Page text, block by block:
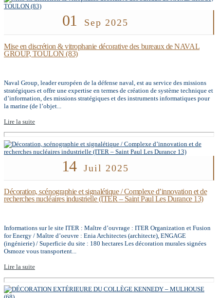
01 Sep 2025
Mise en discrétion & vitrophanie décorative des bureaux de NAVAL
GROUP, TOULON (83)
Naval Group, leader européen de la défense naval, est au service des missions
stratégiques et offre une expertise en termes de création de système technique et
d’information, des missions stratégiques et des instruments informatiques pour
la marine (de l’objet...
Lire la suite
14 Juil 2025
Décoration, scénographie et signalétique / Complexe d’innovation et de
recherches nucléaires industrielle (ITER – Saint Paul Les Durance 13)
Informations sur le site ITER : Maître d’ouvrage : ITER Organization et Fusion
for Energy / Maître d’oeuvre : Enia Architectes (architecte), ENGAGE
(ingénierie) / Superficie du site : 180 hectares Les décoration murales signées
Osmoze vous transportent...
Lire la suite